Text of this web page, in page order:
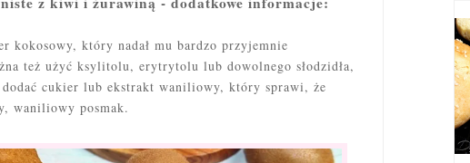
kokosowy, który nadał mu bardzo przyjemnie
też użyć ksylitolu, erytrytolu lub dowolnego słodzidła,
cukier lub ekstrakt waniliowy, który sprawi, że
waniliowy posmak.